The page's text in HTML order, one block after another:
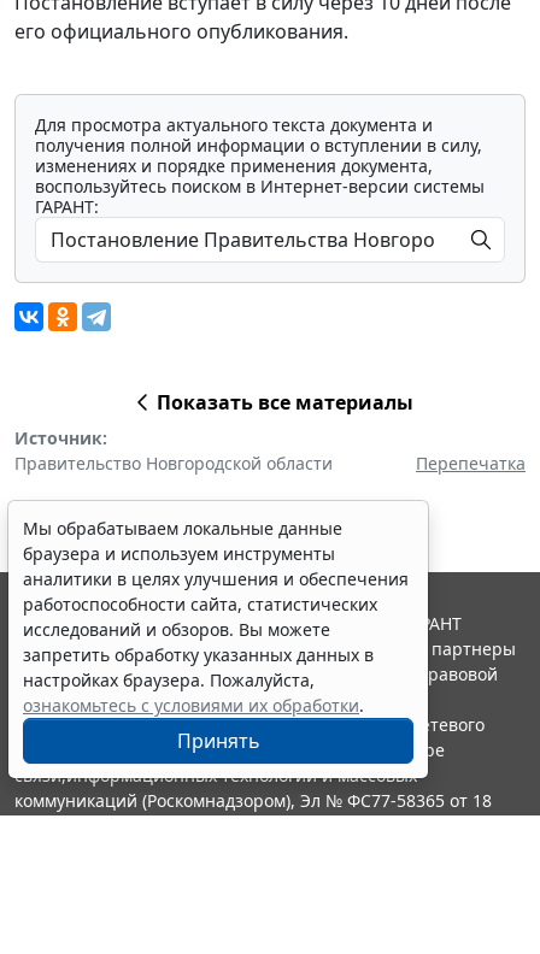
его официального опубликования.
Для просмотра актуального текста документа и
получения полной информации о вступлении в силу,
изменениях и порядке применения документа,
воспользуйтесь поиском в Интернет-версии системы
ГАРАНТ:
Показать все материалы
Источник:
Правительство Новгородской области
Перепечатка
Мы обрабатываем локальные данные
браузера и используем инструменты
аналитики в целях улучшения и обеспечения
работоспособности сайта, статистических
исследований и обзоров. Вы можете
запретить обработку указанных данных в
настройках браузера. Пожалуйста,
ознакомьтесь с условиями их обработки.
Принять
© ООО "НПП "ГАРАНТ-СЕРВИС", 2026. Система ГАРАНТ
выпускается с 1990 года. Компания "Гарант" и ее партнеры
являются участниками Российской ассоциации правовой
информации ГАРАНТ.
Портал ГАРАНТ.РУ зарегистрирован в качестве сетевого
издания Федеральной службой по надзору в сфере
связи,информационных технологий и массовых
коммуникаций (Роскомнадзором), Эл № ФС77-58365 от 18